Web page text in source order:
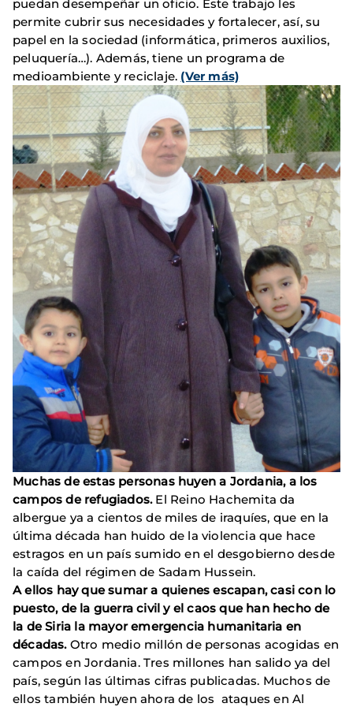
puedan desempeñar un oficio. Este trabajo les
permite cubrir sus necesidades y fortalecer, así, su
papel en la sociedad (informática, primeros auxilios,
peluquería…). Además, tiene un programa de
medioambiente y reciclaje. (Ver más)
Muchas de estas personas huyen a Jordania, a los
campos de refugiados.El Reino Hachemita da
albergue ya a cientos de miles de iraquíes, que en la
última década han huido de la violencia que hace
estragos en un país sumido en el desgobierno desde
la caída del régimen de Sadam Hussein.
A ellos hay que sumar a quienes escapan, casi con lo
puesto, de la guerra civil y el caos que han hecho de
la de Siria la mayor emergencia humanitaria en
décadas.Otro medio millón de personas acogidas en
campos en Jordania. Tres millones han salido ya del
país, según las últimas cifras publicadas. Muchos de
ellos también huyen ahora de los ataques en Al